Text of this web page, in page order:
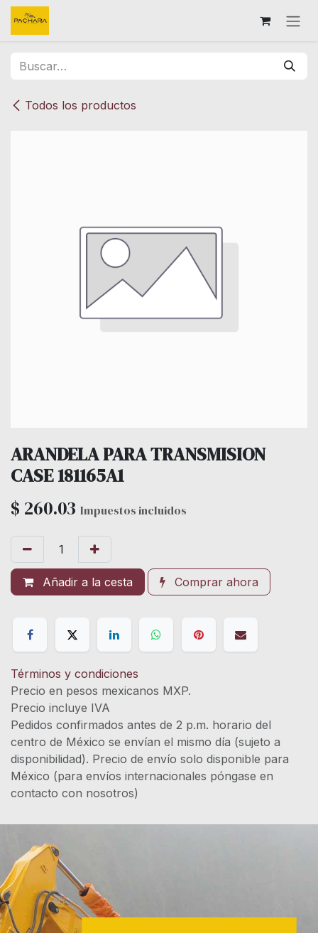
Ir al contenido
Todos los productos
ARANDELA PARA TRANSMISION
CASE 181165A1
$ 260.03 Impuestos incluidos
Añadir a la cesta Comprar ahora
Términos y condiciones
Precio en pesos mexicanos MXP.
Precio incluye IVA
Pedidos confirmados antes de 2 p.m. horario del
centro de México se envían el mismo día (sujeto a
disponibilidad). Precio de envío solo disponible para
México (para envíos internacionales póngase en
contacto con nosotros)